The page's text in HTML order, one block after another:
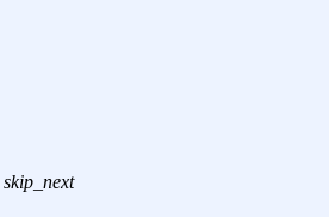
skip_next